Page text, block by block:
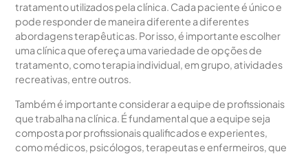
tratamento utilizados pela clínica. Cada paciente é único e
pode responder de maneira diferente a diferentes
abordagens terapêuticas. Por isso, é importante escolher
uma clínica que ofereça uma variedade de opções de
tratamento, como terapia individual, em grupo, atividades
recreativas, entre outros.
Também é importante considerar a equipe de profissionais
que trabalha na clínica. É fundamental que a equipe seja
composta por profissionais qualificados e experientes,
como médicos, psicólogos, terapeutas e enfermeiros, que